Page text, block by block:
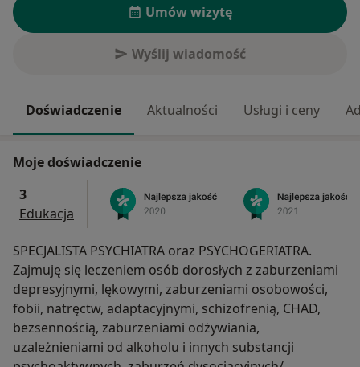
Umów wizytę
Wyślij wiadomość
Doświadczenie Aktualności Usługi i ceny
Moje doświadczenie
3
Edukacja
SPECJALISTA PSYCHIATRA oraz PSYCHOGERIATRA.
Zajmuję się leczeniem osób dorosłych z zaburzeniami
depresyjnymi, lękowymi, zaburzeniami osobowości,
fobii, natręctw, adaptacyjnymi, schizofrenią, CHAD,
bezsennością, zaburzeniami odżywiania,
uzależnieniami od alkoholu i innych substancji